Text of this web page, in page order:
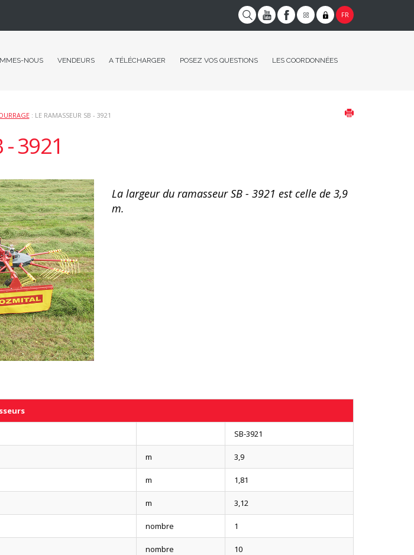
FR
NOUS VENDEURS A TÉLÉCHARGER POSEZ VOS QUESTIONS LES COORDONNÉES
: LE RAMASSEUR SB - 3921
3921
La largeur du ramasseur SB - 3921 est celle de 3,9
m.
SB-3921
m 3,9
m 1,81
m 3,12
nombre 1
nombre 10